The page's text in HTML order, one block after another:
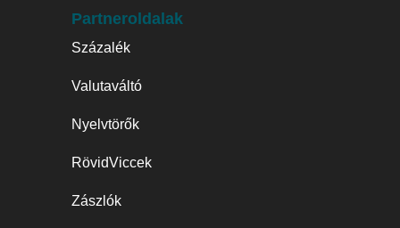
Partneroldalak
Százalék
Valutaváltó
Nyelvtörők
RövidViccek
Zászlók